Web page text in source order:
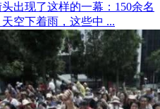
出现了这样的一幕：150余名
空下着雨，这些中 ...